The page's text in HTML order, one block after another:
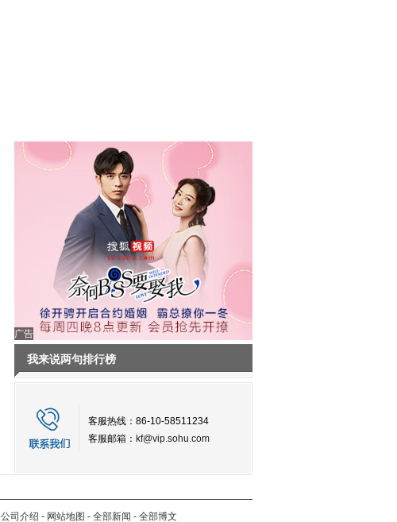
广告
我来说两句排行榜
客服热线：86-10-58511234
客服邮箱： kf@vip.sohu.com
公司介绍 - 网站地图 - 全部新闻 - 全部博文